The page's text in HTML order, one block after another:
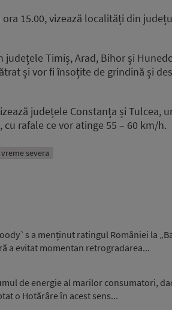
15.00, vizează localități din
Timiș, Arad, Bihor și
și vor fi însoțite de grindină și
județele Constanța și Tulcea,
rafale ce vor atinge 55 – 60 km/h.
vreme severa
a menținut ratingul României la
a evitat momentan retrogradarea...
de energie al marilor consumatori,
o Hotărâre în acest sens...